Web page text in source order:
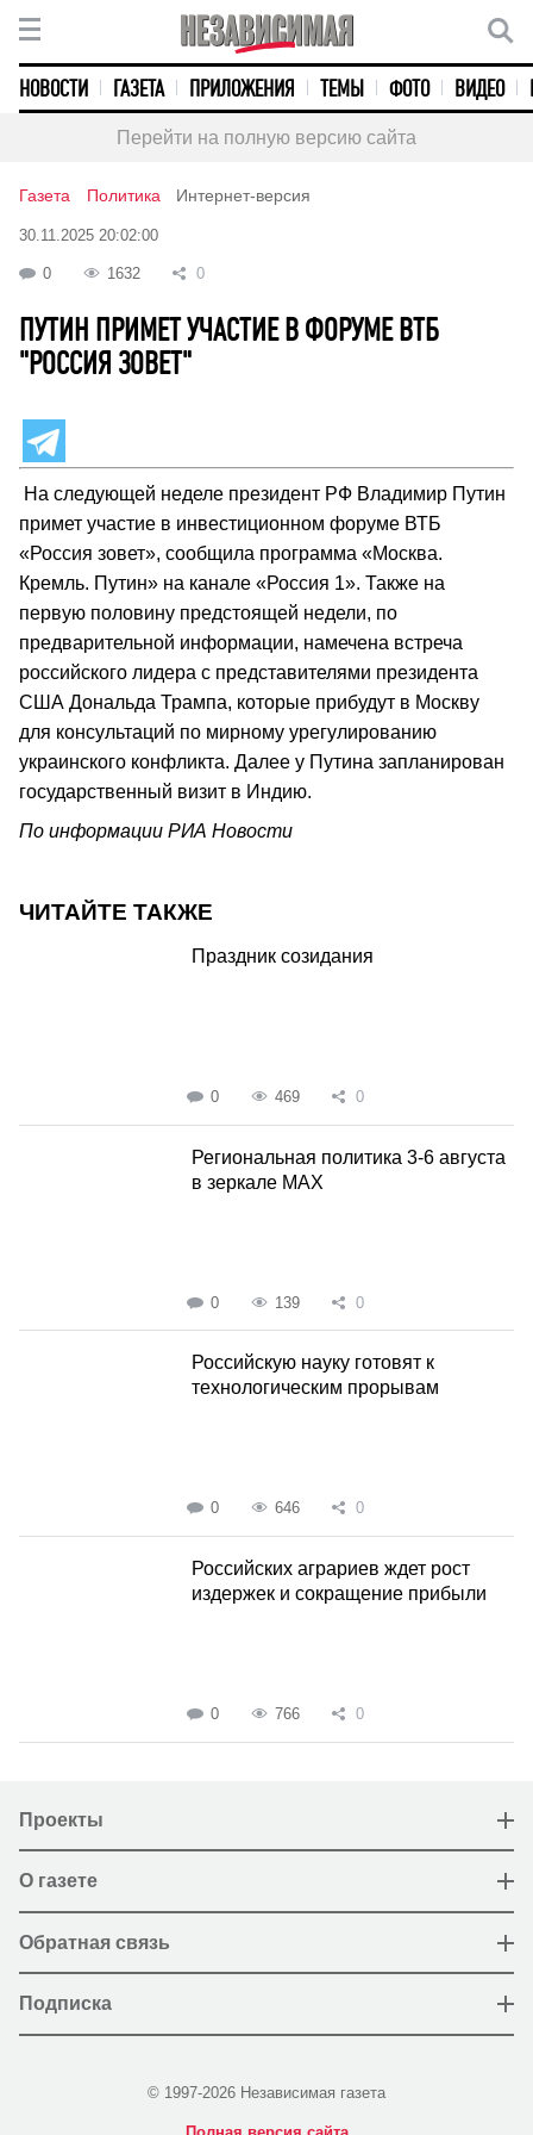
НОВОСТИ ГАЗЕТА ПРИЛОЖЕНИЯ ТЕМЫ ФОТО ВИДЕО
Перейти на полную версию сайта
Газета Политика Интернет-версия
30.11.2025 20:02:00
0 1632 0
ПУТИН ПРИМЕТ УЧАСТИЕ В ФОРУМЕ ВТБ
"РОССИЯ ЗОВЕТ"
На следующей неделе президент РФ Владимир Путин
примет участие в инвестиционном форуме ВТБ
«Россия зовет», сообщила программа «Москва.
Кремль. Путин» на канале «Россия 1». Также на
первую половину предстоящей недели, по
предварительной информации, намечена встреча
российского лидера с представителями президента
США Дональда Трампа, которые прибудут в Москву
для консультаций по мирному урегулированию
украинского конфликта. Далее у Путина запланирован
государственный визит в Индию.
По информации РИА Новости
ЧИТАЙТЕ ТАКЖЕ
Праздник созидания
0 469 0
Региональная политика 3-6 августа
в зеркале MAX
0 139 0
Российскую науку готовят к
технологическим прорывам
0 646 0
Российских аграриев ждет рост
издержек и сокращение прибыли
0 766 0
Проекты
О газете
Обратная связь
Подписка
© 1997-2026 Независимая газета